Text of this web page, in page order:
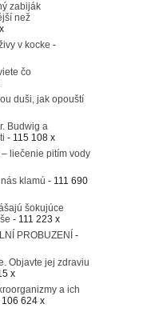
zabiják
než
v kocke -
čo
duši, jak opouští
Budwig a
- 115 108 x
– liečenie pitím vody
klamú - 111 690
šokujúce
- 111 223 x
PROBUZENÍ -
Objavte jej zdraviu
x
a ich
106 624 x